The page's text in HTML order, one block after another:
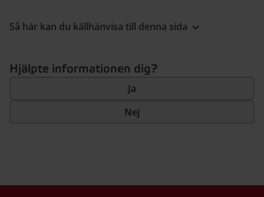
Så här kan du källhänvisa till denna sida
Hjälpte informationen dig?
Ja
Nej